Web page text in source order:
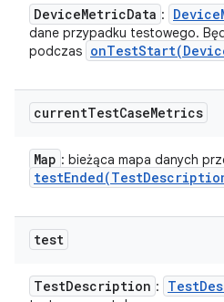
DeviceMetricData : Device
dane przypadku testowego.
podczas onTestStart(
currentTestCaseMetrics
Map : bieżąca mapa danych
testEnded(Test
test
TestDescription : Test